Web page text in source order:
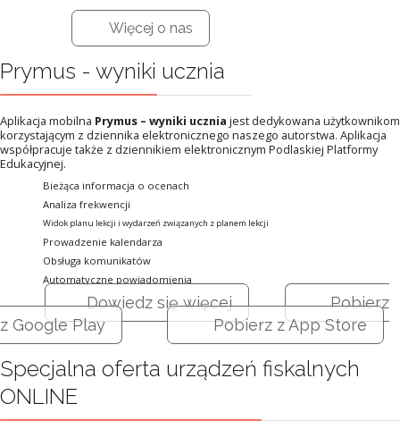
Więcej o nas
Prymus - wyniki ucznia
Aplikacja mobilna Prymus – wyniki ucznia jest dedykowana użytkownikom
korzystającym z dziennika elektronicznego naszego autorstwa. Aplikacja
współpracuje także z dziennikiem elektronicznym Podlaskiej Platformy
Edukacyjnej.
Bieżąca informacja o ocenach
Analiza frekwencji
Widok planu lekcji i wydarzeń związanych z planem lekcji
Prowadzenie kalendarza
Obsługa komunikatów
Automatyczne powiadomienia
Dowiedz się więcej
Pobierz
z Google Play
Pobierz z App Store
Specjalna oferta urządzeń fiskalnych
ONLINE